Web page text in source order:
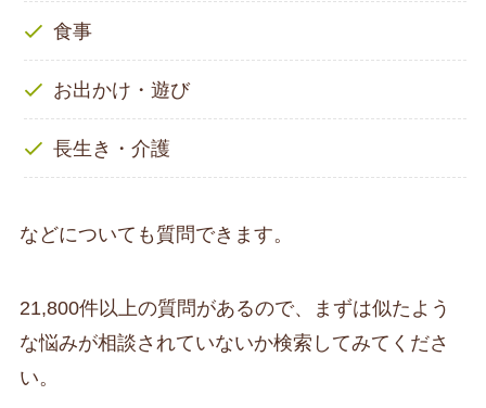
食事
お出かけ・遊び
長生き・介護
などについても質問できます。
21,800件以上の質問があるので、まずは似たよう
な悩みが相談されていないか検索してみてくださ
い。